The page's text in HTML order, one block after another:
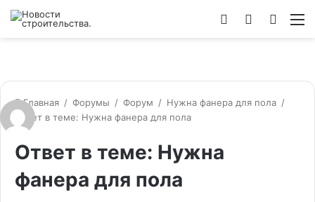
Switch
Войти
Главная / Форумы / Форум / Нужна фанера для пола /
Ответ в теме: Нужна фанера для пола
Ответ в теме: Нужна
фанера для пола